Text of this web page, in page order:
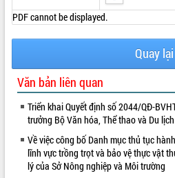
PDF cannot be displayed.
Quay lại
Văn bản liên quan
Triển khai Quyết định số 2044/QĐ-
trưởng Bộ Văn hóa, Thể thao và Du lịch
Về việc công bố Danh mục thủ tục
lĩnh vực trồng trọt và bảo vệ thực vật
lý của Sở Nông nghiệp và Môi trường